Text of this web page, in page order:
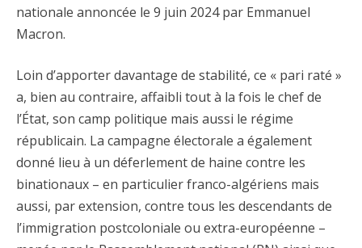
nationale annoncée le 9 juin 2024 par Emmanuel
Macron.
Loin d’apporter davantage de stabilité, ce « pari raté »
a, bien au contraire, affaibli tout à la fois le chef de
l’État, son camp politique mais aussi le régime
républicain. La campagne électorale a également
donné lieu à un déferlement de haine contre les
binationaux – en particulier franco-algériens mais
aussi, par extension, contre tous les descendants de
l’immigration postcoloniale ou extra-européenne –